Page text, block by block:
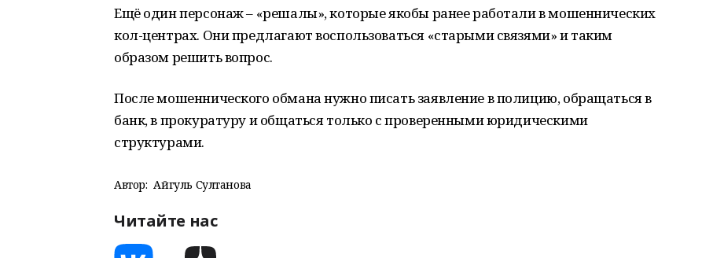
Ещё один персонаж – «решалы», которые якобы ранее работали в мошеннических
кол-центрах. Они предлагают воспользоваться «старыми связями» и таким
образом решить вопрос.
После мошеннического обмана нужно писать заявление в полицию, обращаться в
банк, в прокуратуру и общаться только с проверенными юридическими
структурами.
Автор: Айгуль Султанова
Читайте нас